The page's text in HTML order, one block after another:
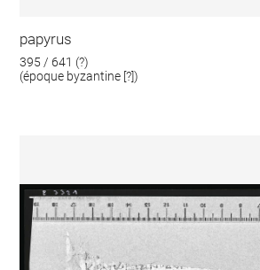
papyrus
395 / 641 (?)
(époque byzantine [?])